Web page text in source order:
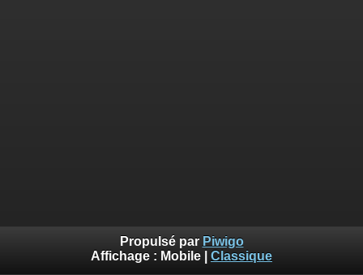
Propulsé par Piwigo
Affichage : Mobile Classique